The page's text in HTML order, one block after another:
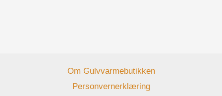
Om Gulvvarmebutikken
Personvernerklæring